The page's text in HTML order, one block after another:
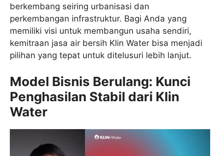
berkembang seiring urbanisasi dan
perkembangan infrastruktur. Bagi Anda yang
memiliki visi untuk membangun usaha sendiri,
kemitraan jasa air bersih Klin Water bisa menjadi
pilihan yang tepat untuk ditelusuri lebih lanjut.
Model Bisnis Berulang: Kunci
Penghasilan Stabil dari Klin
Water